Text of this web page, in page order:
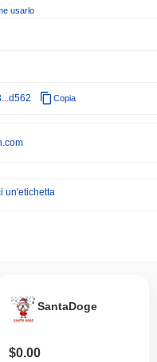
usarlo
Copia
un'etichetta
SantaDoge
$0.00